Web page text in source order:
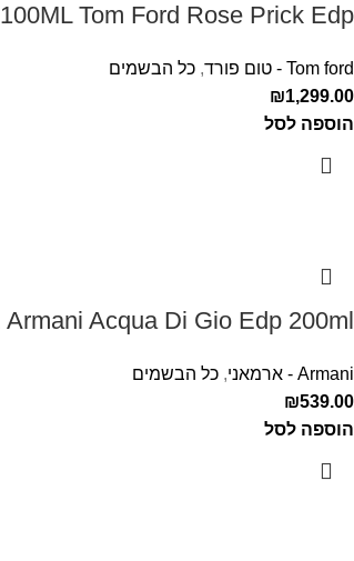
100ML Tom Ford Rose Prick Edp בושם טום פורד לאישה
Tom ford - טום פורד , כל הבשמים
₪1,299.00
הוספה לסל
Armani Acqua Di Gio Edp 200ml בושם ארמני אקווה די ג'יו לגבר
Armani - ארמאני , כל הבשמים
₪539.00
הוספה לסל